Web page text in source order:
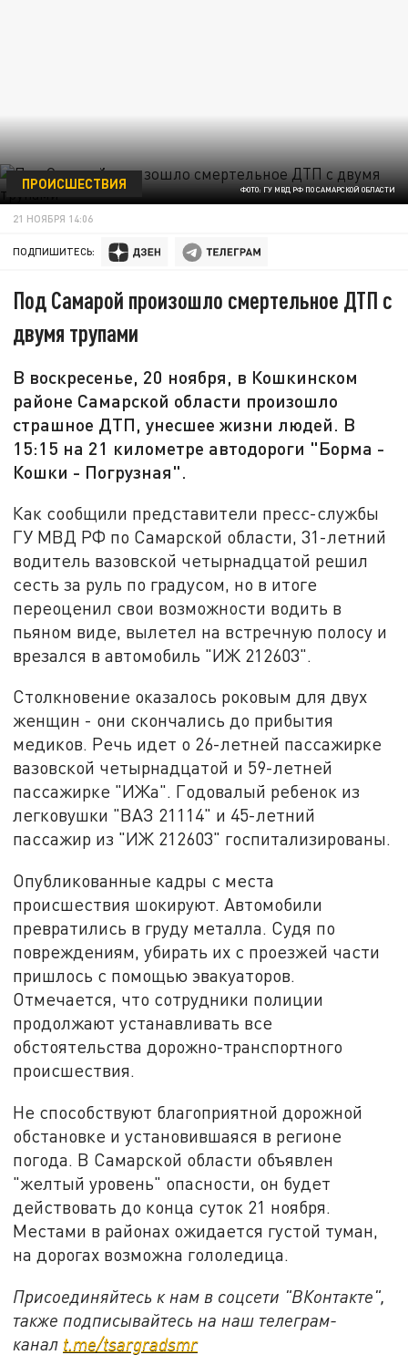
ФОТО: ГУ МВД РФ ПО САМАРСКОЙ ОБЛАСТИ
ПРОИСШЕСТВИЯ
21 НОЯБРЯ 14:06
ПОДПИШИТЕСЬ:
Под Самарой произошло смертельное ДТП с
двумя трупами
В воскресенье, 20 ноября, в Кошкинском
районе Самарской области произошло
страшное ДТП, унесшее жизни людей. В
15:15 на 21 километре автодороги "Борма -
Кошки - Погрузная".
Как сообщили представители пресс-службы
ГУ МВД РФ по Самарской области, 31-летний
водитель вазовской четырнадцатой решил
сесть за руль по градусом, но в итоге
переоценил свои возможности водить в
пьяном виде, вылетел на встречную полосу и
врезался в автомобиль "ИЖ 212603".
Столкновение оказалось роковым для двух
женщин - они скончались до прибытия
медиков. Речь идет о 26-летней пассажирке
вазовской четырнадцатой и 59-летней
пассажирке "ИЖа". Годовалый ребенок из
легковушки "ВАЗ 21114" и 45-летний
пассажир из "ИЖ 212603" госпитализированы.
Опубликованные кадры с места
происшествия шокируют. Автомобили
превратились в груду металла. Судя по
повреждениям, убирать их с проезжей части
пришлось с помощью эвакуаторов.
Отмечается, что сотрудники полиции
продолжают устанавливать все
обстоятельства дорожно-транспортного
происшествия.
Не способствуют благоприятной дорожной
обстановке и установившаяся в регионе
погода. В Самарской области объявлен
"желтый уровень" опасности, он будет
действовать до конца суток 21 ноября.
Местами в районах ожидается густой туман,
на дорогах возможна гололедица.
Присоединяйтесь к нам в соцсети "ВКонтакте",
также подписывайтесь на наш телеграм-
канал t.me/tsargradsmr